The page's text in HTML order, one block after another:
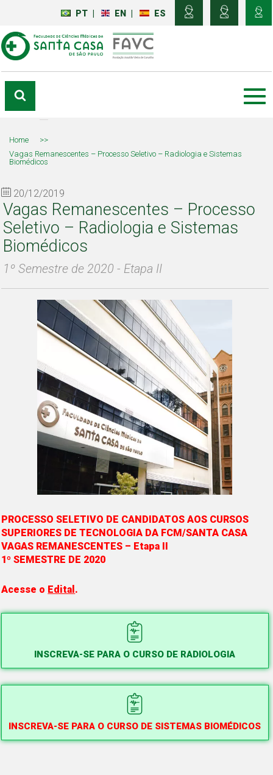
PT EN ES
Home
>>
Vagas Remanescentes – Processo Seletivo – Radiologia e Sistemas
Biomédicos
20/12/2019
Vagas Remanescentes – Processo
Seletivo – Radiologia e Sistemas
Biomédicos
1º Semestre de 2020 - Etapa II
PROCESSO SELETIVO DE CANDIDATOS AOS CURSOS
SUPERIORES DE TECNOLOGIA DA FCM/SANTA CASA
VAGAS REMANESCENTES – Etapa II
1º SEMESTRE DE 2020
Acesse o Edital .
INSCREVA-SE PARA O CURSO DE RADIOLOGIA
INSCREVA-SE PARA O CURSO DE SISTEMAS BIOMÉDICOS